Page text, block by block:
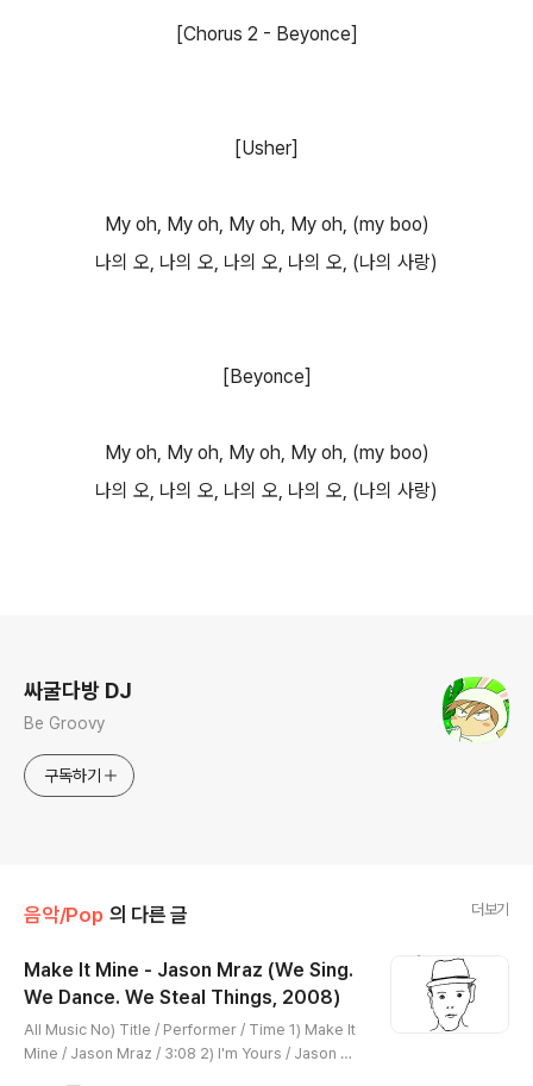
[Chorus 2 - Beyonce]
[Usher]
My oh, My oh, My oh, My oh, (my boo)
나의 오, 나의 오, 나의 오, 나의 오, (나의 사랑)
[Beyonce]
My oh, My oh, My oh, My oh, (my boo)
나의 오, 나의 오, 나의 오, 나의 오, (나의 사랑)
싸굴다방 DJ
Be Groovy
구독하기
음악/Pop 의 다른 글 더보기
Make It Mine - Jason Mraz (We Sing.
We Dance. We Steal Things, 2008)
All Music No) Title / Performer / Time 1) Make It
Mine / Jason Mraz / 3:08 2) I'm Yours / Jason Mr